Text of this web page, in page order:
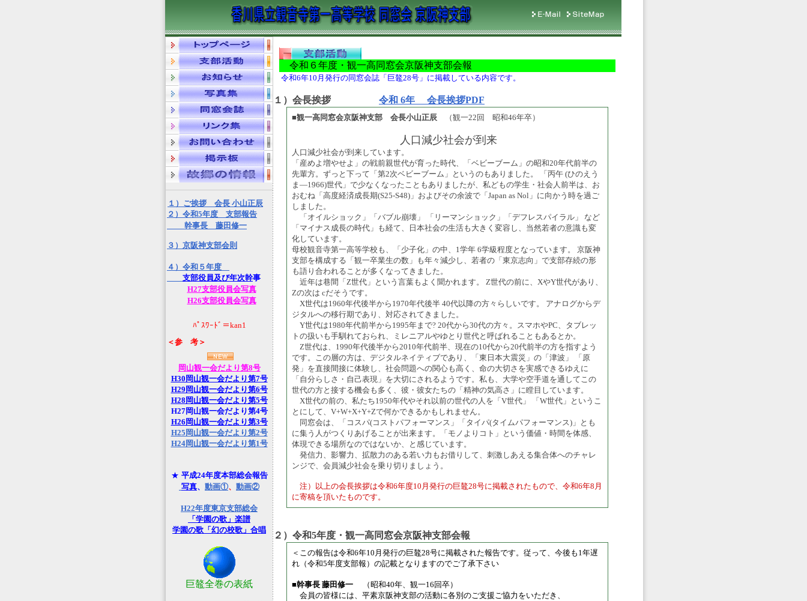
１）ご挨拶 会長 小山正辰
２）令和5年度 支部報告
幹事長 藤田修一
３） 京阪神支部会則
４ ）令和５年度
支部役員及び年次幹事
H27支部役員会写真
H26支部役員会写真
ﾊﾟｽﾜｰﾄﾞ＝kan1
＜参 考＞
岡山観一会だより第8号
H30岡山観一会だより第7号
H29岡山観一会だより第6号
H28岡山観一会だより第5号
H27岡山観一会だより第4号
H26岡山観一会だより第3号
H25岡山観一会だより第2号
H24岡山観一会だより第1号
★ 平成24年度本部総会報告
写真、 動画①、 動画②
H22年度東京支部総会
「学園の歌」楽譜
学園の歌「幻の校歌」合唱
巨鼇全巻の表紙
令和６年度・観一高同窓会京阪神支部会報
令和6年10月発行の同窓会誌「巨鼇28号」に掲載している内容です。
１）会長挨拶 令和 6年 会長挨拶PDF
■観一高同窓会京阪神支部 会長小山正辰 （観一22回 昭和46年卒）
人口減少社会が到来
人口減少社会が到来しています。
「産めよ増やせよ」の戦前親世代が育った時代、「ベビーブーム」の昭和20年代前半の
先輩方。ずっと下って「第2次ベビーブーム」というのもありました。 「丙午 (ひのえう
ま―1966)世代」で少なくなったこともありましたが、私どもの学生・社会人前半は、お
おむね「高度経済成長期(S25-S48)」およびその余波で「Japan as Nol」に向かう時を過ご
しました。
「オイルショック」「バブル崩壊」 「リーマンショック」「デフレスパイラル」 など
「マイナス成長の時代」も経て、日本社会の生活も大きく変容し、当然若者の意識も変
化しています。
母校観音寺第一高等学校も、「少子化」の中、1学年 6学級程度となっています。 京阪神
支部を構成する「観一卒業生の数」も年々減少し、若者の「東京志向」で支部存続の形
も語り合われることが多くなってきました。
近年は巷間「Z世代」という言葉もよく聞かれます。 Z世代の前に、XやY世代があり、
Zの次は cだそうです。
X世代は1960年代後半から1970年代後半 40代以降の方々らしいです。 アナログからデ
ジタルへの移行期であり、対応されてきました。
Y世代は1980年代前半から1995年まで? 20代から30代の方々。スマホやPC、タブレッ
トの扱いも手馴れておられ、ミレニアルやゆとり世代と呼ばれることもあるとか。
Z世代は、1990年代後半から2010年代前半、現在の10代から20代前半の方を指すよう
です。この層の方は、デジタルネイティブであり、「東日本大震災」の「津波」 「原
発」を直接間接に体験し、社会問題への関心も高く、命の大切さを実感できるゆえに
「自分らしさ・自己表現」を大切にされるようです。私も、大学や空手道を通してこの
世代の方と接する機会も多く、彼・彼女たちの「精神の気高さ」に瞠目しています。
X世代の前の、私たち1950年代やそれ以前の世代の人を「V世代」 「W世代」というこ
とにして、V+W+X+Y+Zで何かできるかもしれません。
同窓会は、「コスパ(コストパフォーマンス」「タイパ(タイムパフォーマンス)」とも
に集う人がつくりあげることが出来ます。「モノよりコト」という価値・時間を体感、
体現できる場所なのではないか、と感じています。
発信力、影響力、拡散力のある若い力もお借りして、刺激しあえる集合体へのチャレ
ンジで、会員減少社会を乗り切りましょう。
注）以上の会長挨拶は令和6年度10月発行の巨鼇28号に掲載されたもので、令和6年8月
に寄稿を頂いたものです。
２）令和5年度・観一高同窓会京阪神支部会報
＜この報告は令和6年10月発行の巨鼇28号に掲載された報告です。従って、今後も1年遅
れ（令和5年度支部報）の記載となりますのでご了承下さい
■幹事長 藤田修一
（昭和40年、観一16回卒）
会員の皆様には、平素京阪神支部の活動に各別のご支援ご協力をいただき、